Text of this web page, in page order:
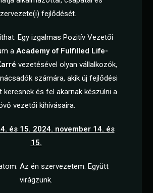
fejlődését.
Egy izgalmas Pozitív Vezetői
a Academy of Fulfilled Life-
vezetésével olyan vállalkozók,
számára, akik új fejlődési
keresnek és fel akarnak készülni a
vezetői kihívásaira.
és 15. 2024. november 14. és
15.
Az én szervezetem. Együtt
virágzunk.